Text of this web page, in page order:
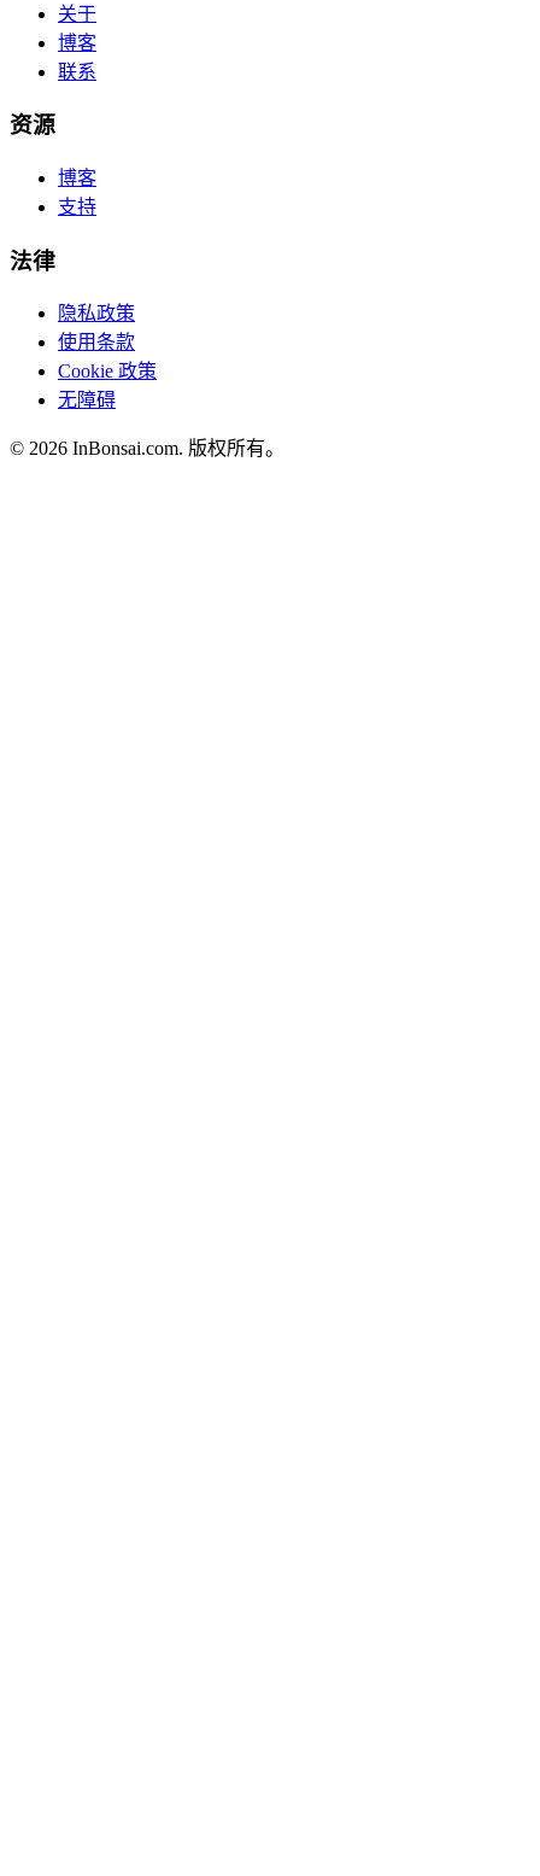
关于
博客
联系
资源
博客
支持
法律
隐私政策
使用条款
Cookie 政策
无障碍
© 2026 InBonsai.com. 版权所有。